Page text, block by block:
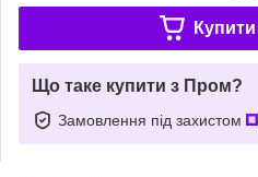
Купити
Що таке купити з Пром?
Замовлення під захистом